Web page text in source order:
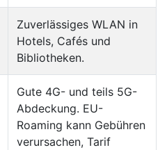
Zuverlässiges WLAN in
Hotels, Cafés und
Bibliotheken.
Gute 4G- und teils 5G-
Abdeckung. EU-
Roaming kann Gebühren
verursachen, Tarif